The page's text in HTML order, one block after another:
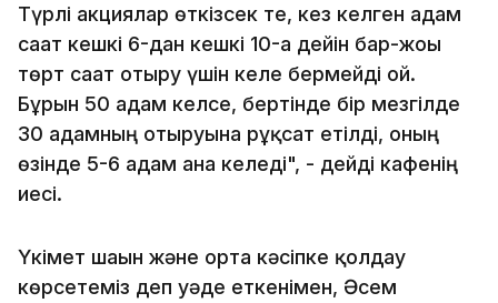
Түрлі акциялар өткізсек те, кез келген адам
сағат кешкі 6-дан кешкі 10-ға дейін бар-жоғы
төрт сағат отыру үшін келе бермейді ғой.
Бұрын 50 адам келсе, бертінде бір мезгілде
30 адамның отыруына рұқсат етілді, оның
өзінде 5-6 адам ғана келеді", - дейді кафенің
иесі.
Үкімет шағын және орта кәсіпке қолдау
көрсетеміз деп уәде еткенімен, Әсем